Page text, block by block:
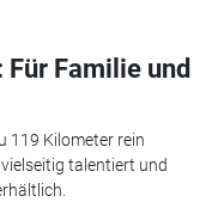
Familie und
119 Kilometer rein
talentiert und